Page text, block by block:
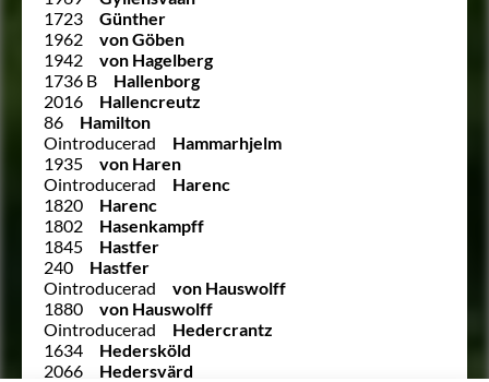
1723
Günther
1962
von Göben
1942
von Hagelberg
1736 B
Hallenborg
2016
Hallencreutz
86
Hamilton
Ointroducerad
Hammarhjelm
1935
von Haren
Ointroducerad
Harenc
1820
Harenc
1802
Hasenkampff
1845
Hastfer
240
Hastfer
Ointroducerad
von Hauswolff
1880
von Hauswolff
Ointroducerad
Hedercrantz
1634
Hedersköld
2066
Hedersvärd